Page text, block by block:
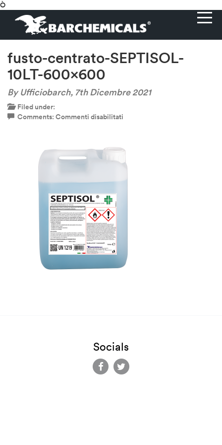
Ò
fusto-centrato-SEPTISOL-
10LT-600×600
By Ufficiobarch, 7th Dicembre 2021
Filed under:
Comments: Commenti disabilitati
SEPTISOL-
600×600
Socials